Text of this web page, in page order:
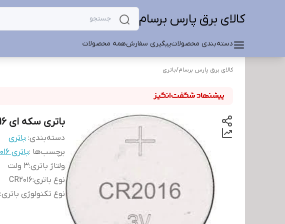
کالای برق پارس برسام
دسته‌بندی محصولاتپیگیری سفارشهمه محصولات
کالای برق پارس برسام/باتری
باتری سکه ای 2016
دسته‌بندی: باتری
برچسب‌ها :باتری CR2016
ولتاژ باتری:3 ولت
نوع باتری:
CR2016
نوع تکنولوژی باتری: